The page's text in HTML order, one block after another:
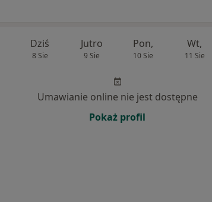
Dziś
8 Sie
Jutro
9 Sie
Pon,
10 Sie
Wt,
11 Sie
Umawianie online nie jest dostępne
Pokaż profil